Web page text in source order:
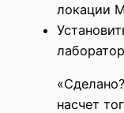
локации
насчет